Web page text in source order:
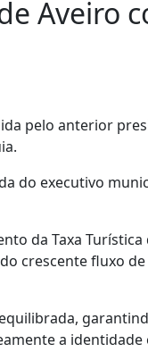
Aveiro
pelo anterior
do executivo
da Taxa Turística
crescente fluxo
a identidade